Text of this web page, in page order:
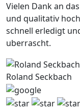
Vielen Dank an
und qualitativ
schnell erledigt
uberrascht.
Roland Seckbach